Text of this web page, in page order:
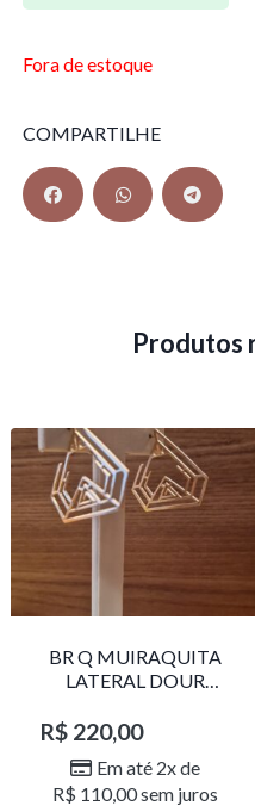
Fora de estoque
COMPARTILHE
Produtos
BR Q MUIRAQUITA
LATERAL DOUR
R$ 220,00
Em até 2x de
R$ 110,00sem juros